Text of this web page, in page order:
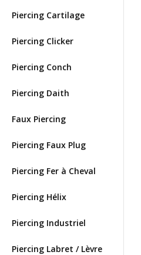
Piercing Cartilage
Piercing Clicker
Piercing Conch
Piercing Daith
Faux Piercing
Piercing Faux Plug
Piercing Fer à Cheval
Piercing Hélix
Piercing Industriel
Piercing Labret / Lèvre